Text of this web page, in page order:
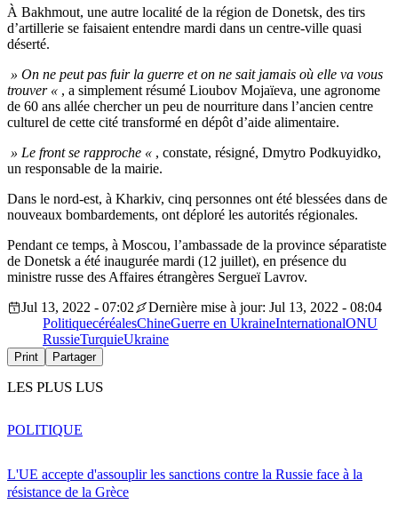
À Bakhmout, une autre localité de la région de Donetsk, des tirs
d’artillerie se faisaient entendre mardi dans un centre-ville quasi
déserté.
» On ne peut pas fuir la guerre et on ne sait jamais où elle va vous
trouver « , a simplement résumé Lioubov Mojaïeva, une agronome
de 60 ans allée chercher un peu de nourriture dans l’ancien centre
culturel de cette cité transformé en dépôt d’aide alimentaire.
» Le front se rapproche « , constate, résigné, Dmytro Podkuyidko,
un responsable de la mairie.
Dans le nord-est, à Kharkiv, cinq personnes ont été blessées dans de
nouveaux bombardements, ont déploré les autorités régionales.
Pendant ce temps, à Moscou, l’ambassade de la province séparatiste
de Donetsk a été inaugurée mardi (12 juillet), en présence du
ministre russe des Affaires étrangères Sergueï Lavrov.
Jul 13, 2022 - 07:02
Dernière mise à jour: Jul 13, 2022 - 08:04
PolitiquecéréalesChineGuerre en UkraineInternationalONU
RussieTurquieUkraine
Print Partager
LES PLUS LUS
L'UE accepte d'assouplir les sanctions contre la Russie face à la
résistance de la Grèce
POLITIQUE